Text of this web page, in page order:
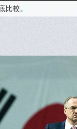
較。